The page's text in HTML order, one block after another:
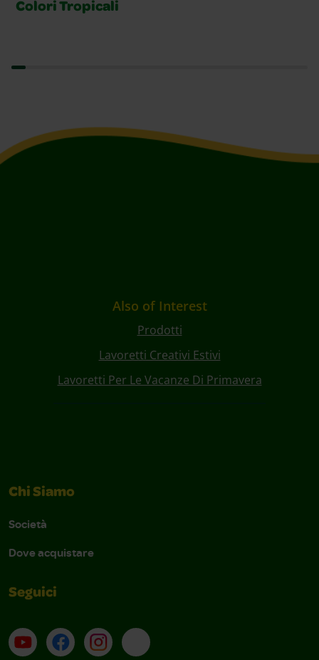
Colori Tropicali
Also of Interest
Prodotti
Lavoretti Creativi Estivi
Lavoretti Per Le Vacanze Di Primavera
Chi Siamo
Società
Dove acquistare
Seguici
Su YouTube
ContattiProfilo Instagram
Email